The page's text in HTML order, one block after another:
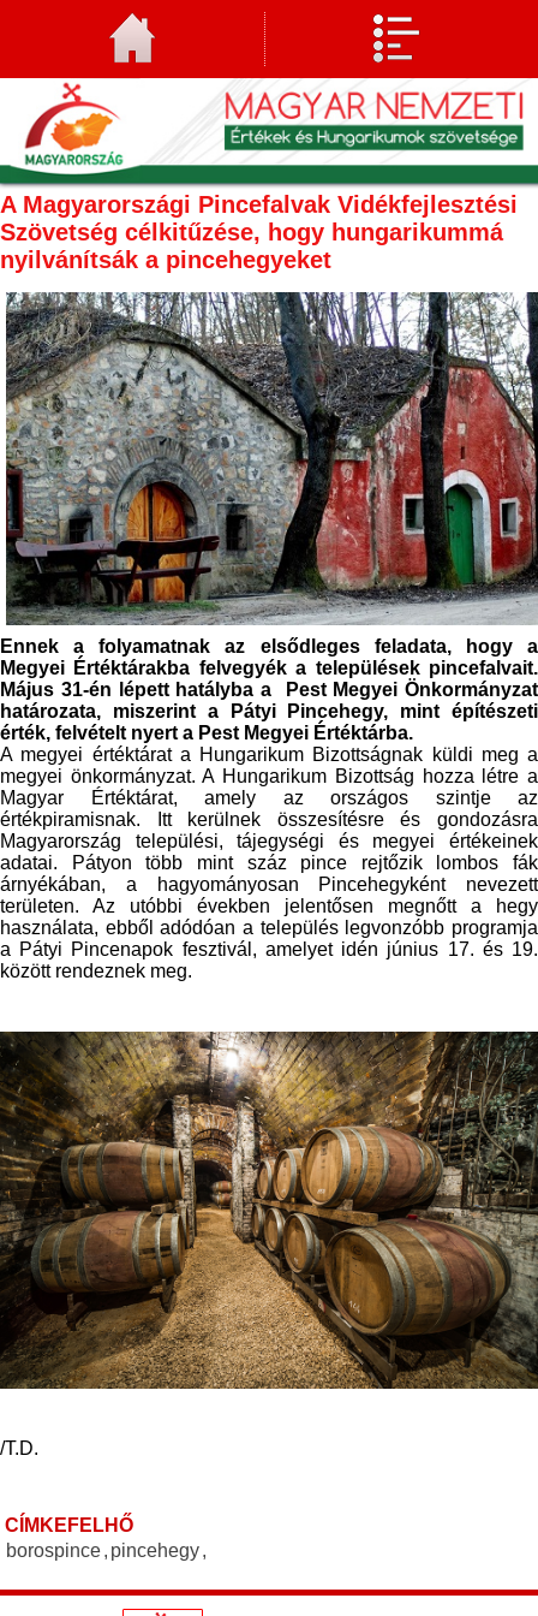
A Magyarországi Pincefalvak Vidékfejlesztési
Szövetség célkitűzése, hogy hungarikummá
nyilvánítsák a pincehegyeket
Ennek a folyamatnak az elsődleges feladata, hogy a
Megyei Értéktárakba felvegyék a települések pincefalvait.
Május 31-én lépett hatályba a Pest Megyei Önkormányzat
határozata, miszerint a Pátyi Pincehegy, mint építészeti
érték, felvételt nyert a Pest Megyei Értéktárba.
A megyei értéktárat a Hungarikum Bizottságnak küldi meg a
megyei önkormányzat. A Hungarikum Bizottság hozza létre a
Magyar Értéktárat, amely az országos szintje az
értékpiramisnak. Itt kerülnek összesítésre és gondozásra
Magyarország települési, tájegységi és megyei értékeinek
adatai. Pátyon több mint száz pince rejtőzik lombos fák
árnyékában, a hagyományosan Pincehegyként nevezett
területen. Az utóbbi években jelentősen megnőtt a hegy
használata, ebből adódóan a település legvonzóbb programja
a Pátyi Pincenapok fesztivál, amelyet idén június 17. és 19.
között rendeznek meg.
/T.D.
CÍMKEFELHŐ
borospince, pincehegy,